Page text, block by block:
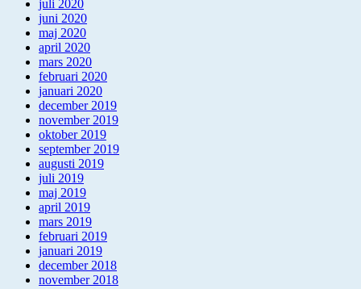
juli 2020
juni 2020
maj 2020
april 2020
mars 2020
februari 2020
januari 2020
december 2019
november 2019
oktober 2019
september 2019
augusti 2019
juli 2019
maj 2019
april 2019
mars 2019
februari 2019
januari 2019
december 2018
november 2018